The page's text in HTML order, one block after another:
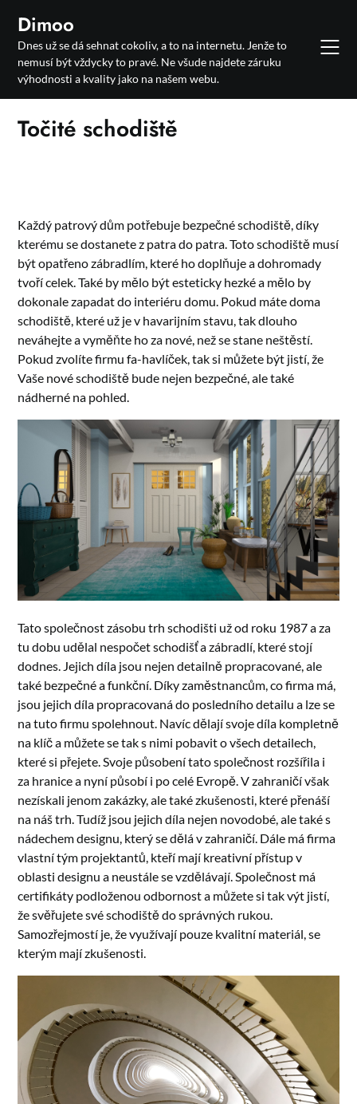
content
Dimoo
Dnes už se dá sehnat cokoliv, a to na internetu. Jenže to
nemusí být vždycky to pravé. Ne všude najdete záruku
výhodnosti a kvality jako na našem webu.
Točité schodiště
Každý patrový dům potřebuje bezpečné schodiště, díky
kterému se dostanete z patra do patra. Toto schodiště musí
být opatřeno zábradlím, které ho doplňuje a dohromady
tvoří celek. Také by mělo být esteticky hezké a mělo by
dokonale zapadat do interiéru domu. Pokud máte doma
schodiště, které už je v havarijním stavu, tak dlouho
neváhejte a vyměňte ho za nové, než se stane neštěstí.
Pokud zvolíte firmu fa-havlíček, tak si můžete být jistí, že
Vaše nové schodiště bude nejen bezpečné, ale také
nádherné na pohled.
Tato společnost zásobu trh schodišti už od roku 1987 a za
tu dobu udělal nespočet schodišť a zábradlí, které stojí
dodnes. Jejich díla jsou nejen detailně propracované, ale
také bezpečné a funkční. Díky zaměstnancům, co firma má,
jsou jejich díla propracovaná do posledního detailu a lze se
na tuto firmu spolehnout. Navíc dělají svoje díla kompletně
na klíč a můžete se tak s nimi pobavit o všech detailech,
které si přejete. Svoje působení tato společnost rozšířila i
za hranice a nyní působí i po celé Evropě. V zahraničí však
nezískali jenom zakázky, ale také zkušenosti, které přenáší
na náš trh. Tudíž jsou jejich díla nejen novodobé, ale také s
nádechem designu, který se dělá v zahraničí. Dále má firma
vlastní tým projektantů, kteří mají kreativní přístup v
oblasti designu a neustále se vzdělávají. Společnost má
certifikáty podloženou odbornost a můžete si tak výt jistí,
že svěřujete své schodiště do správných rukou.
Samozřejmostí je, že využívají pouze kvalitní materiál, se
kterým mají zkušenosti.